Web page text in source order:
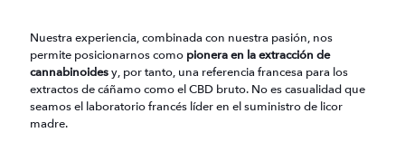
Nuestra experiencia, combinada con nuestra pasión, nos
permite posicionarnos como pionera en la extracción de
cannabinoidesy, por tanto, una referencia francesa para los
extractos de cáñamo como el CBD bruto. No es casualidad que
seamos el laboratorio francés líder en el suministro de licor
madre.